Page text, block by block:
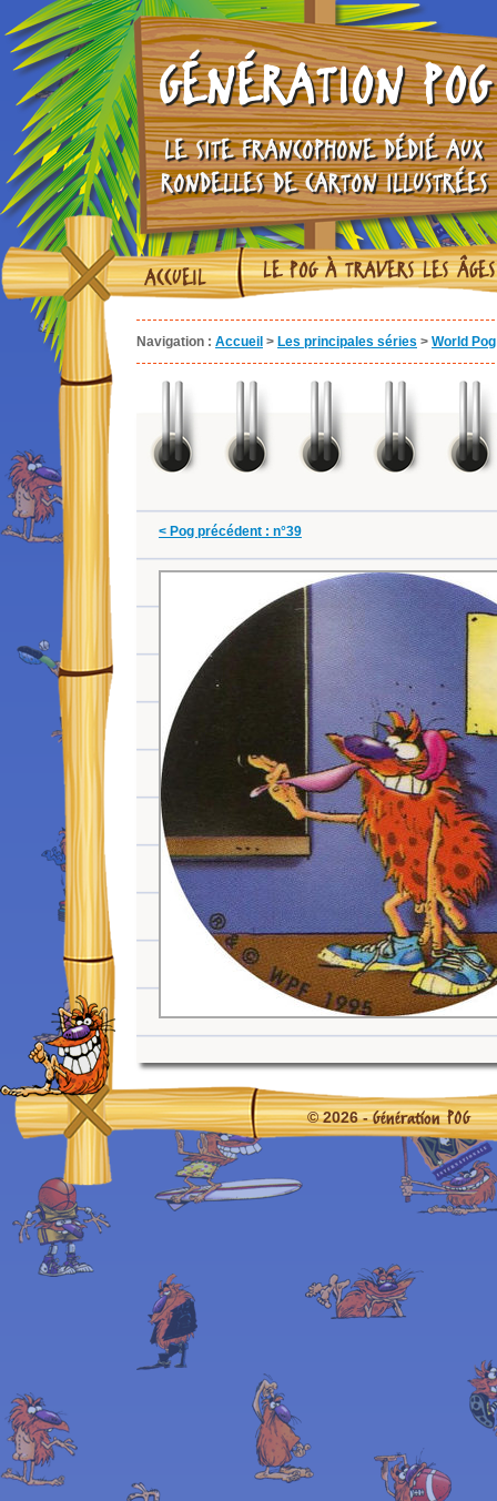
GÉNÉRATION POG
LE SITE FRANCOPHONE DÉDIÉ AUX
RONDELLES DE CARTON ILLUSTRÉES
ACCUEIL LE POG À TRAVERS LES ÂGES
Navigation : Accueil > Les principales séries > World
< Pog précédent : n°39
© 2026 -Génération POG